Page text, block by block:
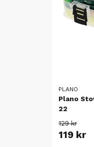
PLANO
Plano
22
129 kr
119 kr